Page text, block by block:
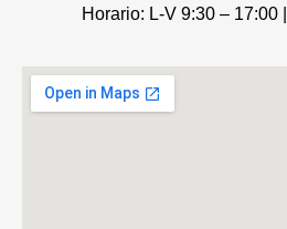
Horario: L-V 9:30 – 17:00 ||